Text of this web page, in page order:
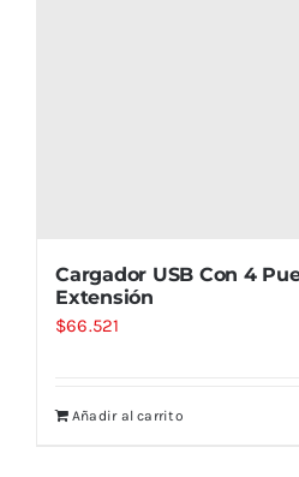
Cargador USB Con 4
Extensión
$66.521
Añadir al carrito